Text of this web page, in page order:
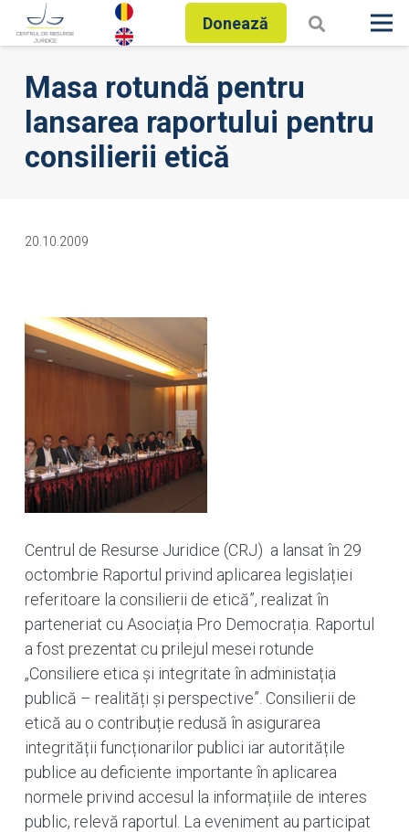
Donează
Masa rotundă pentru
lansarea raportului pentru
consilierii etică
20.10.2009
Centrul de Resurse Juridice (CRJ) a lansat în 29
octombrie Raportul privind aplicarea legislației
referitoare la consilierii de etică”, realizat în
parteneriat cu Asociația Pro Democrația. Raportul
a fost prezentat cu prilejul mesei rotunde
„Consiliere etica și integritate în administația
publică – realități și perspective”. Consilierii de
etică au o contribuție redusă în asigurarea
integrității funcționarilor publici iar autoritățile
publice au deficiente importante în aplicarea
normele privind accesul la informațiile de interes
public, relevă raportul. La eveniment au participat